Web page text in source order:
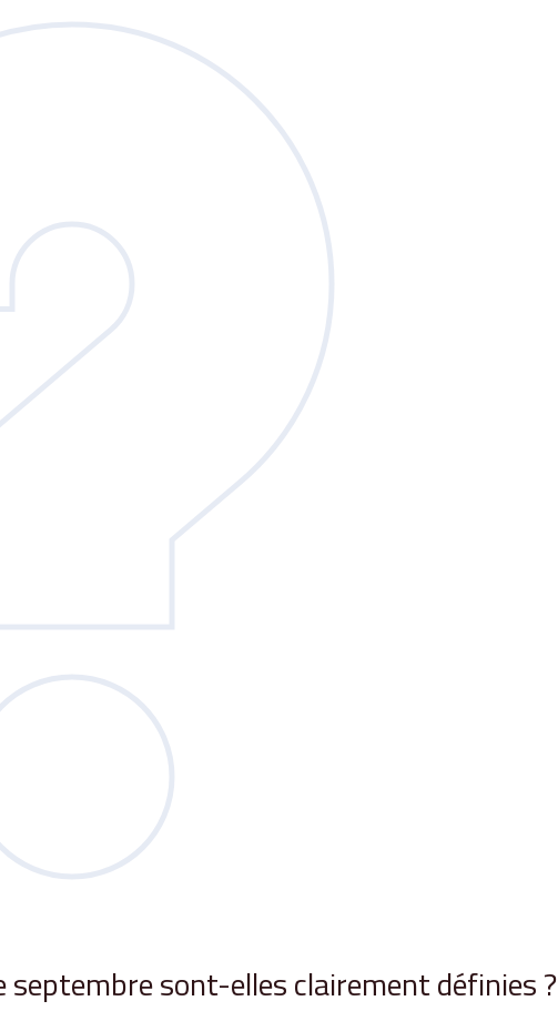
septembre sont-elles clairement définies ?